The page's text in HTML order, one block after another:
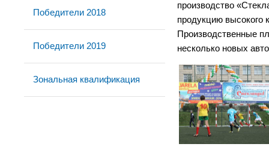
Победители 2018
Победители 2019
Зональная квалификация
производство
продукцию высокого
Производственные
несколько новых